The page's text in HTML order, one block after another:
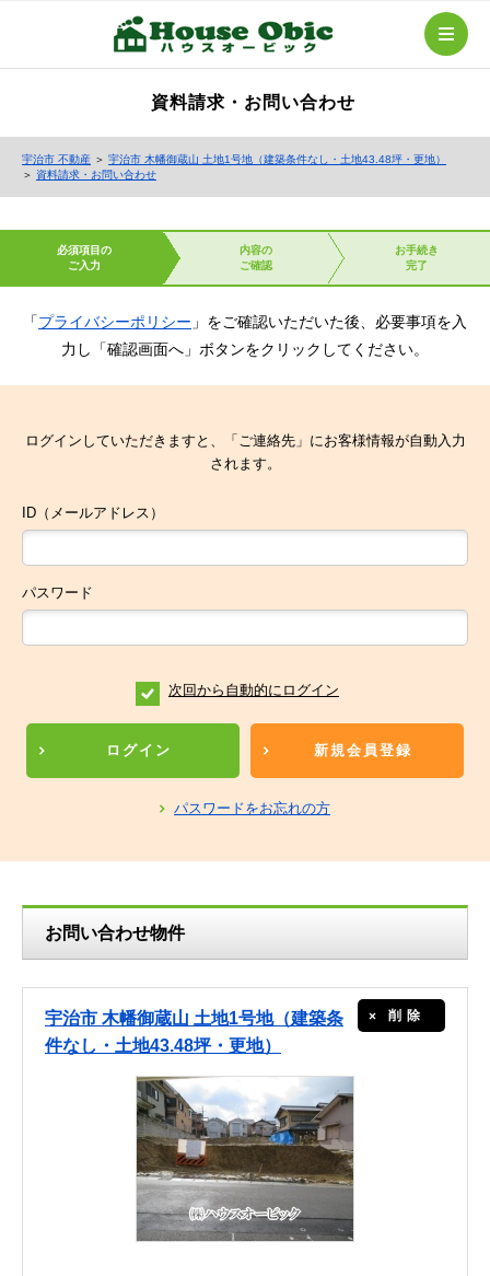
資料請求・お問い合わせ
宇治市 不動産 ＞ 宇治市 木幡御蔵山 土地1号地（建築条件なし・土地43.48坪・更地）
＞ 資料請求・お問い合わせ
必須項目の
ご入力
内容の
ご確認
お手続き
完了
「プライバシーポリシー 」をご確認いただいた後、必要事項を入
力し「確認画面へ」ボタンをクリックしてください。
ログインしていただきますと、「ご連絡先」にお客様情報が自動入力
されます。
ID（メールアドレス）
パスワード
次回から自動的にログイン
ログイン 新規会員登録
パスワードをお忘れの方
お問い合わせ物件
宇治市 木幡御蔵山 土地1号地（建築条
件なし・土地43.48坪・更地）
削除